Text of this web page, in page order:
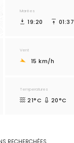
Vent
15 km/h
Marées
19:20 01:37
Temperatures
21°C 20°C